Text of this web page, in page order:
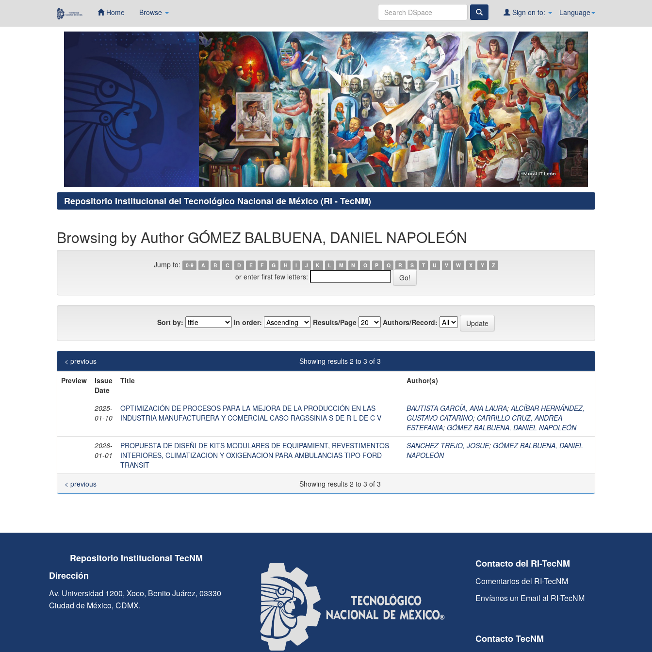
Home Browse Language
Sign on to:
Repositorio Institucional del Tecnológico Nacional de México (RI - TecNM)
Browsing by Author GÓMEZ BALBUENA, DANIEL NAPOLEÓN
Jump to: 0-9 A B C D E F G H I J K L M N O P Q R S T U V W X Y Z
or enter first few letters:
Sort by: In order: Results/Page Authors/Record:
Showing results 2 to 3 of 3
< previous
Preview
Issue
Date
Title Author(s)
2025-
01-10
OPTIMIZACIÓN DE PROCESOS PARA LA MEJORA DE LA PRODUCCIÓN EN LAS
INDUSTRIA MANUFACTURERA Y COMERCIAL CASO RAGSSINIA S DE R L DE C V
BAUTISTA GARCÍA, ANA LAURA;ALCÍBAR HERNÁNDEZ,
GUSTAVO CATARINO; CARRILLO CRUZ, ANDREA
ESTEFANIA; GÓMEZ BALBUENA, DANIEL NAPOLEÓN
2026-
01-01
PROPUESTA DE DISEÑI DE KITS MODULARES DE EQUIPAMIENT, REVESTIMENTOS
INTERIORES, CLIMATIZACION Y OXIGENACION PARA AMBULANCIAS TIPO FORD
TRANSIT
SANCHEZ TREJO, JOSUE; GÓMEZ BALBUENA, DANIEL
NAPOLEÓN
Showing results 2 to 3 of 3
< previous
Repositorio Institucional TecNM
Dirección
Av. Universidad 1200, Xoco, Benito Juárez, 03330
Ciudad de México, CDMX.
Contacto del RI-TecNM
Comentarios del RI-TecNM
Envíanos un Email al RI-TecNM
Contacto TecNM